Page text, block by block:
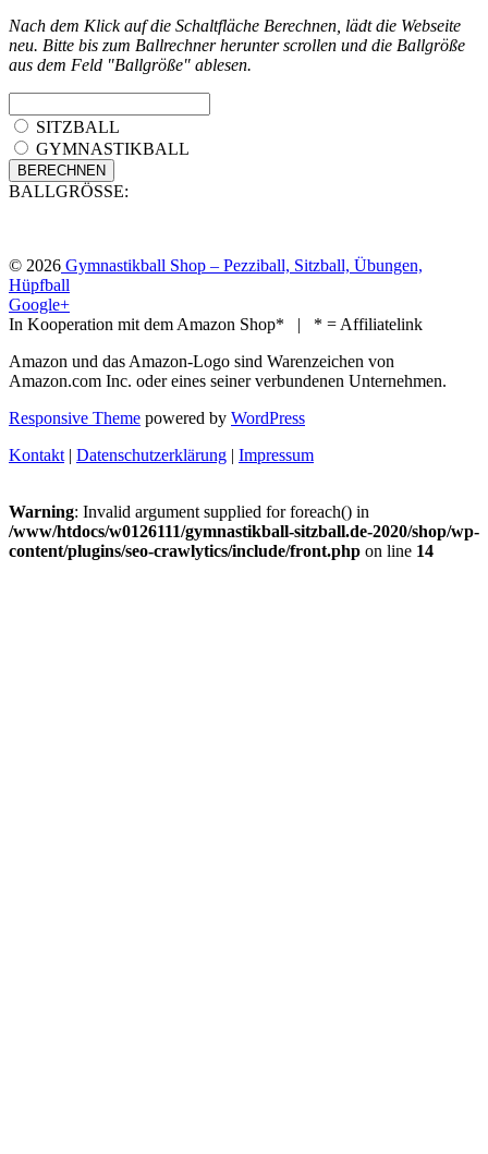
Nach dem Klick auf die Schaltfläche Berechnen, lädt die Webseite
neu. Bitte bis zum Ballrechner herunter scrollen und die Ballgröße
aus dem Feld "Ballgröße" ablesen.
SITZBALL
GYMNASTIKBALL
BALLGRÖSSE:
© 2026 Gymnastikball Shop – Pezziball, Sitzball, Übungen,
Hüpfball
Google+
In Kooperation mit dem Amazon Shop* | * = Affiliatelink
Amazon und das Amazon-Logo sind Warenzeichen von
Amazon.com Inc. oder eines seiner verbundenen Unternehmen.
Responsive Theme powered by WordPress
Kontakt | Datenschutzerklärung | Impressum
Warning: Invalid argument supplied for foreach() in
/www/htdocs/w0126111/gymnastikball-sitzball.de-2020/shop/wp-
content/plugins/seo-crawlytics/include/front.php on line 14